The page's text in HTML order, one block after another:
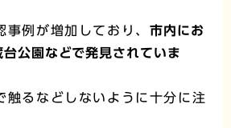
事例が増加しており、 市内にお
公園などで発見されていま
触るなどしないように十分に注